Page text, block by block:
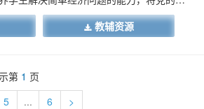
结合在一起，增强学生的爱国情怀、爱党
观、价值观等方面进行引领。本书共包括
市场理论及其应用、收入分配及其应用、
收入核算、简单国民收入决定理论及其应
教辅资源
第 1 页
5 ... 6
>